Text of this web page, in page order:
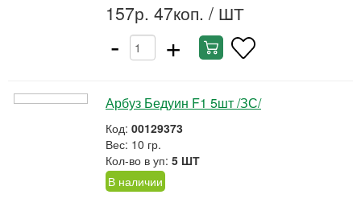
157р. 47коп. / ШТ
- +
Арбуз Бедуин F1 5шт /ЗС/
Код: 00129373
Вес: 10 гр.
Кол-во в уп: 5 ШТ
В наличии